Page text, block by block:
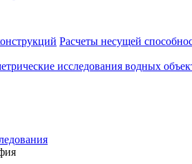
Расчеты несущей
исследования водных